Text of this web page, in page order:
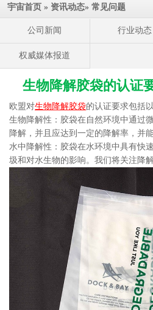
宇宙首页 » 资讯动态» 常见问题
公司新闻 行业动态
权威媒体报道
生物降解胶袋的认证
欧盟对生物降解胶袋的认证要求包括
生物降解性：胶袋在自然环境中通过
降解，并且应达到一定的降解率，并
水中降解性：胶袋在水环境中具有快
圾和对水生物的影响。我们将关注降